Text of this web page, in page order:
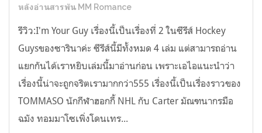
หลังอ่านสารพัน MM Romance
รีวิว:I'm Your Guy เรื่องนี้เป็นเรื่องที่ 2 ในซีรีส์ Hockey
Guysของซารินาค่ะ ซีรีส์นี้มีทั้งหมด 4 เล่ม แต่สามารถอ่าน
แยกกันได้เราหยิบเล่มนี้มาอ่านก่อน เพราะเอไอแนะนำว่า
เรื่องนี้น่าจะถูกจริตเรามากกว่า555 เรื่องนี้เป็นเรื่องราวของ
TOMMASO นักกีฬาฮอกกี้ NHL กับ Carter มัณฑนากรมือ
ฉมัง ทอมมาโซเพิ่งโดนเทร...